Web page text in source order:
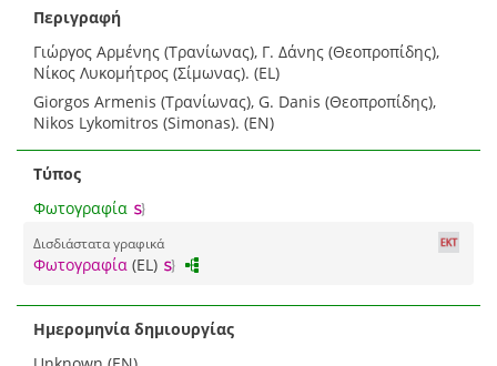
Περιγραφή
Γιώργος Αρμένης (Τρανίωνας), Γ. Δάνης (Θεοπροπίδης),
Νίκος Λυκομήτρος (Σίμωνας). (EL)
Giorgos Armenis (Τρανίωνας), G. Danis (Θεοπροπίδης),
Nikos Lykomitros (Simonas). (EN)
Τύπος
Φωτογραφία
Δισδιάστατα γραφικά
Φωτογραφία (EL)
Ημερομηνία δημιουργίας